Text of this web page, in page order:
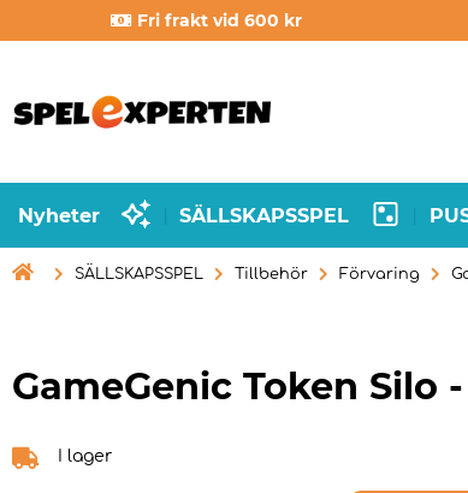
Fri frakt vid 600 kr
Nyheter SÄLLSKAPSSPEL
 SÄLLSKAPSSPEL Tillbehör Förvaring
GameGenic Token Silo
I lager